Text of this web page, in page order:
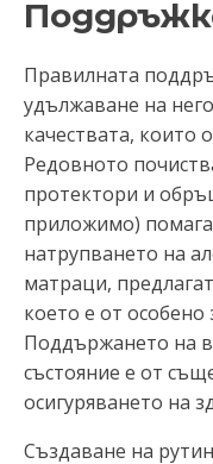
Правилната
удължаване на
качествата, които
Редовното
протектори и
приложимо)
натрупването на
матраци,
което е от особено
Поддържането на
състояние е от
осигуряването на
Създаване на